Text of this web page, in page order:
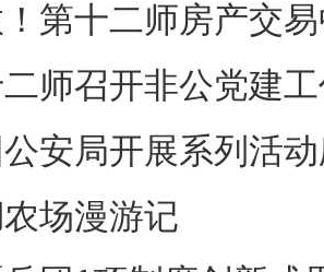
第十二师房产交
师召开非公党建
安局开展系列活
场漫游记